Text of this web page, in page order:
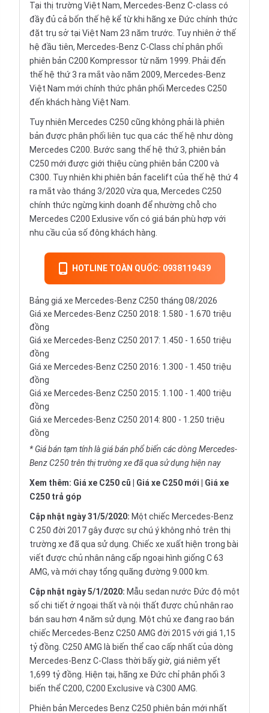
Tại thị trường Việt Nam, Mercedes-Benz C-class có
đầy đủ cả bốn thế hệ kể từ khi hãng xe Đức chính thức
đặt trụ sở tại Việt Nam 23 năm trước. Tuy nhiên ở thế
hệ đầu tiên, Mercedes-Benz C-Class chỉ phân phối
phiên bản C200 Kompressor từ năm 1999. Phải đến
thế hệ thứ 3 ra mắt vào năm 2009, Mercedes-Benz
Việt Nam mới chính thức phân phối Mercedes C250
đến khách hàng Việt Nam.
Tuy nhiên Mercedes C250 cũng không phải là phiên
bản được phân phối liên tục qua các thế hệ như dòng
Mercedes C200. Bước sang thế hệ thứ 3, phiên bản
C250 mới được giới thiệu cùng phiên bản C200 và
C300. Tuy nhiên khi phiên bản facelift của thế hệ thứ 4
ra mắt vào tháng 3/2020 vừa qua, Mercedes C250
chính thức ngừng kinh doanh để nhường chỗ cho
Mercedes C200 Exlusive vốn có giá bán phù hợp với
nhu cầu của số đông khách hàng.
HOTLINE TOÀN QUỐC: 0938119439
Bảng giá xe Mercedes-Benz C250 tháng 08/2026
Giá xe Mercedes-Benz C250 2018: 1.580 - 1.670 triệu
đồng
Giá xe Mercedes-Benz C250 2017: 1.450 - 1.650 triệu
đồng
Giá xe Mercedes-Benz C250 2016: 1.300 - 1.450 triệu
đồng
Giá xe Mercedes-Benz C250 2015: 1.100 - 1.400 triệu
đồng
Giá xe Mercedes-Benz C250 2014: 800 - 1.250 triệu
đồng
* Giá bán tạm tính là giá bán phổ biến các dòng Mercedes-
Benz C250 trên thị trường xe đã qua sử dụng hiện nay
Xem thêm: Giá xe C250 cũ Giá xe C250 mới
Giá xe
C250 trả góp
Cập nhật ngày 31/5/2020: Một chiếc Mercedes-Benz
C 250 đời 2017 gây được sự chú ý không nhỏ trên thị
trường xe đã qua sử dụng. Chiếc xe xuất hiện trong bài
viết được chủ nhân nâng cấp ngoại hình giống C 63
AMG, và mới chạy tổng quãng đường 9.000 km.
Cập nhật ngày 5/1/2020: Mẫu sedan nước Đức độ một
số chi tiết ở ngoại thất và nội thất được chủ nhân rao
bán sau hơn 4 năm sử dụng. Một chủ xe đang rao bán
chiếc Mercedes-Benz C250 AMG đời 2015 với giá 1,15
tỷ đồng. C250 AMG là biến thể cao cấp nhất của dòng
Mercedes-Benz C-Class thời bấy giờ, giá niêm yết
1,699 tỷ đồng. Hiện tại, hãng xe Đức chỉ phân phối 3
biến thể C200, C200 Exclusive và C300 AMG.
Phiên bản Mercedes Benz C250 phiên bản mới nhất